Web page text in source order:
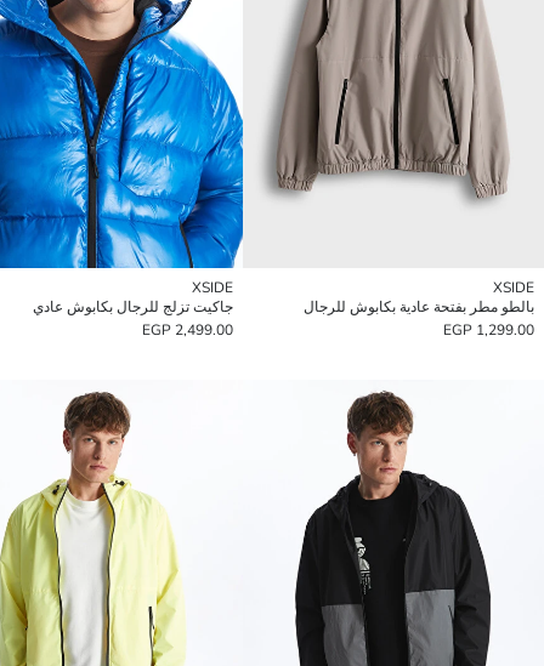
XSIDE
بالطو مطر بفتحة عادية بكابوش للرجال
1,299.00 EGP
XSIDE
جاكيت تزلج للرجال بكابوش عادي
2,499.00 EGP